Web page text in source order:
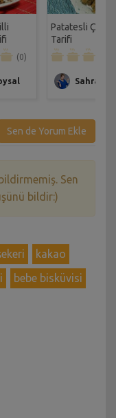
(0)
Patatesli Çıtır
Tarifi
Sahrap
Sen de Yorum Ekle
Sen
bildir:)
kakao
bebe bisküvisi